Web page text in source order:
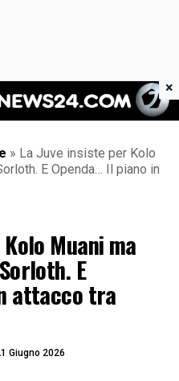
News 24
» La Juve insiste per Kolo
E Openda… Il piano in
Muani ma
E
attacco tra
Giugno 2026
×